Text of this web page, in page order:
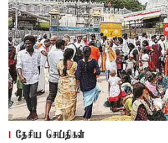
தேசிய செய்திகள்